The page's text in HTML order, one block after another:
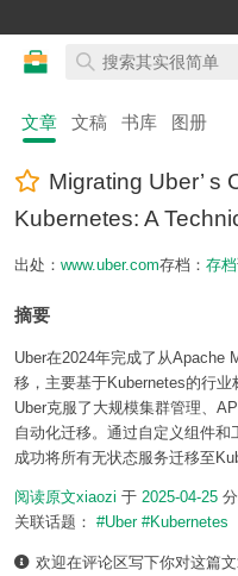
文章 文稿 书库 图册
Migrating Uber’ s
Kubernetes: A
出处： www.uber.com存档： 存档
摘要
Uber在2024年完成了从Apache
移，主要基于Kubernetes的行业
Uber克服了大规模集群管理、
自动化迁移。通过自定义组件
成功将所有无状态服务迁移至
阅读原文xiaozi 于 2025-04-25
关联话题： #Uber #Kubernetes
欢迎在评论区写下你对这篇文